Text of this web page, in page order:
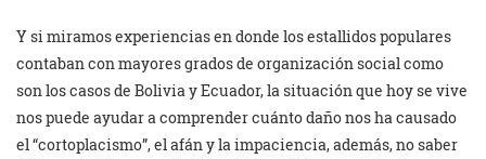
Y si miramos experiencias en donde los estallidos populares
contaban con mayores grados de organización social como
son los casos de Bolivia y Ecuador, la situación que hoy se vive
nos puede ayudar a comprender cuánto daño nos ha causado
el “cortoplacismo”, el afán y la impaciencia, además, no saber